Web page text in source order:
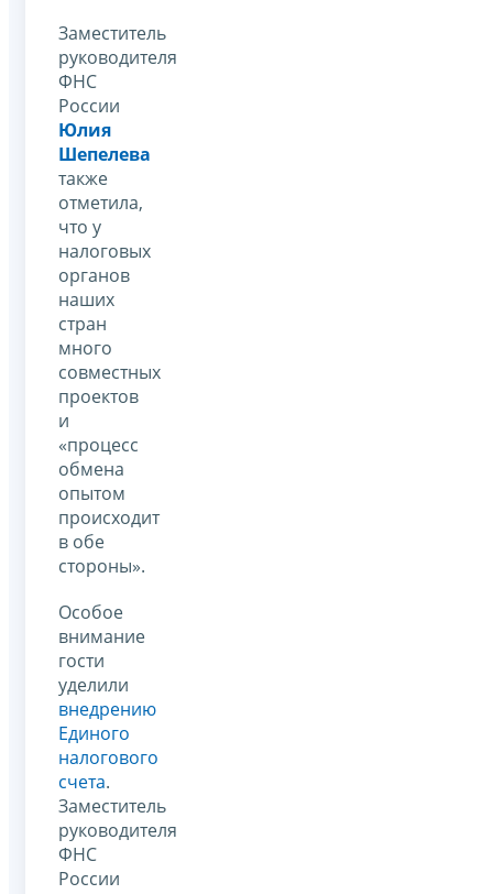
Заместитель
руководителя
ФНС
России
Юлия
Шепелева
также
отметила,
что у
налоговых
органов
наших
стран
много
совместных
проектов
и
«процесс
обмена
опытом
происходит
в обе
стороны».
Особое
внимание
гости
уделили
внедрению
Единого
налогового
счета.
Заместитель
руководителя
ФНС
России